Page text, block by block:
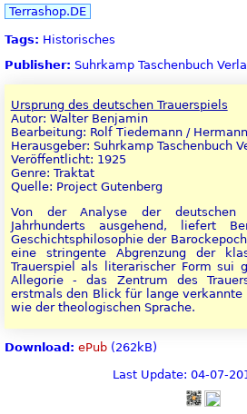
Terrashop.DE
Tags: Historisches
Publisher: Suhrkamp Taschenbuch
Ursprung des deutschen Trauerspiels
Autor: Walter Benjamin
Bearbeitung: Rolf Tiedemann /
Herausgeber: Suhrkamp Taschenbuch
Veröffentlicht: 1925
Genre: Traktat
Quelle: Project Gutenberg
Von der Analyse der deutschen
Jahrhunderts ausgehend, liefert
Geschichtsphilosophie der
eine stringente Abgrenzung der
Trauerspiel als literarischer Form sui
Allegorie - das Zentrum des
erstmals den Blick für lange verkannte
wie der theologischen Sprache.
Download: ePub (262kB)
Last Update: 04-07-